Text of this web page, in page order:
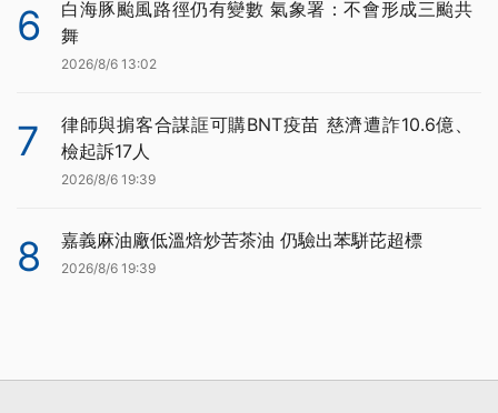
6
白海豚颱風路徑仍有變數 氣象署：不會形成三颱共
舞
2026/8/6 13:02
7
律師與掮客合謀誆可購BNT疫苗 慈濟遭詐10.6億、
檢起訴17人
2026/8/6 19:39
8 嘉義麻油廠低溫焙炒苦茶油 仍驗出苯駢芘超標
2026/8/6 19:39